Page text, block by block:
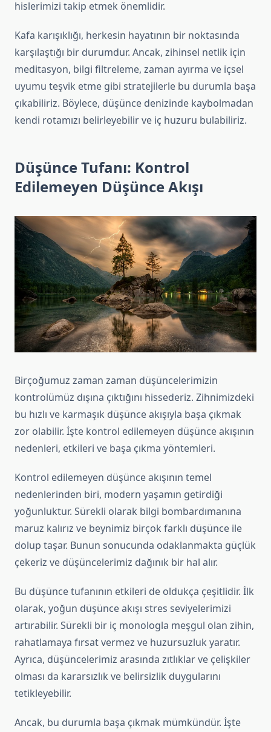
hislerimizi takip etmek önemlidir.
Kafa karışıklığı, herkesin hayatının bir noktasında
karşılaştığı bir durumdur. Ancak, zihinsel netlik için
meditasyon, bilgi filtreleme, zaman ayırma ve içsel
uyumu teşvik etme gibi stratejilerle bu durumla başa
çıkabiliriz. Böylece, düşünce denizinde kaybolmadan
kendi rotamızı belirleyebilir ve iç huzuru bulabiliriz.
Düşünce Tufanı: Kontrol
Edilemeyen Düşünce Akışı
Birçoğumuz zaman zaman düşüncelerimizin
kontrolümüz dışına çıktığını hissederiz. Zihnimizdeki
bu hızlı ve karmaşık düşünce akışıyla başa çıkmak
zor olabilir. İşte kontrol edilemeyen düşünce akışının
nedenleri, etkileri ve başa çıkma yöntemleri.
Kontrol edilemeyen düşünce akışının temel
nedenlerinden biri, modern yaşamın getirdiği
yoğunluktur. Sürekli olarak bilgi bombardımanına
maruz kalırız ve beynimiz birçok farklı düşünce ile
dolup taşar. Bunun sonucunda odaklanmakta güçlük
çekeriz ve düşüncelerimiz dağınık bir hal alır.
Bu düşünce tufanının etkileri de oldukça çeşitlidir. İlk
olarak, yoğun düşünce akışı stres seviyelerimizi
artırabilir. Sürekli bir iç monologla meşgul olan zihin,
rahatlamaya fırsat vermez ve huzursuzluk yaratır.
Ayrıca, düşüncelerimiz arasında zıtlıklar ve çelişkiler
olması da kararsızlık ve belirsizlik duygularını
tetikleyebilir.
Ancak, bu durumla başa çıkmak mümkündür. İşte